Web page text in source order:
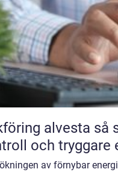
så skapar lokala företag bättre
och tryggare
av förnybar